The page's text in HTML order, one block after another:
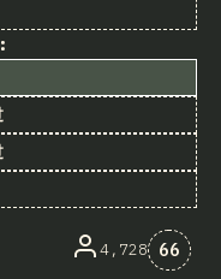
4,728 对
66